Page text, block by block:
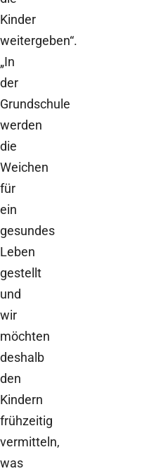
Kinder
weitergeben“.
„In
der
Grundschule
werden
die
Weichen
für
ein
gesundes
Leben
gestellt
und
wir
möchten
deshalb
den
Kindern
frühzeitig
vermitteln,
was